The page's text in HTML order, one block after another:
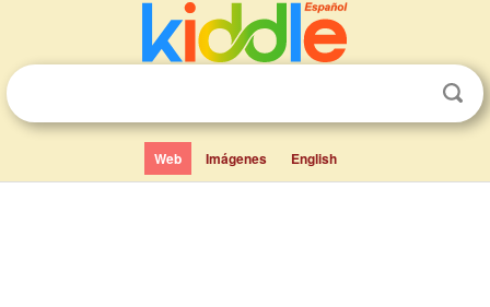
Web Imágenes English